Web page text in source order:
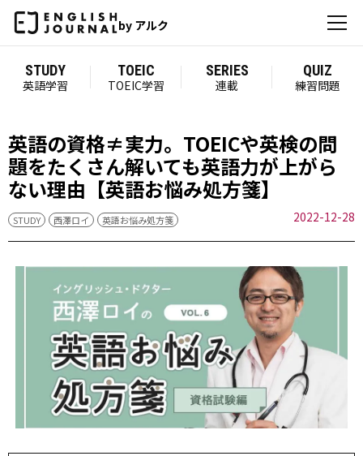
by アルク
STUDY
英語学習
TOEIC
TOEIC学習
SERIES
連載
QUIZ
練習問題
英語の資格≠実力。TOEICや英検の問
題をたくさん解いても英語力が上がら
ない理由【英語お悩み処方箋】
STUDY 西澤ロイ 英語お悩み処方箋 2022-12-28